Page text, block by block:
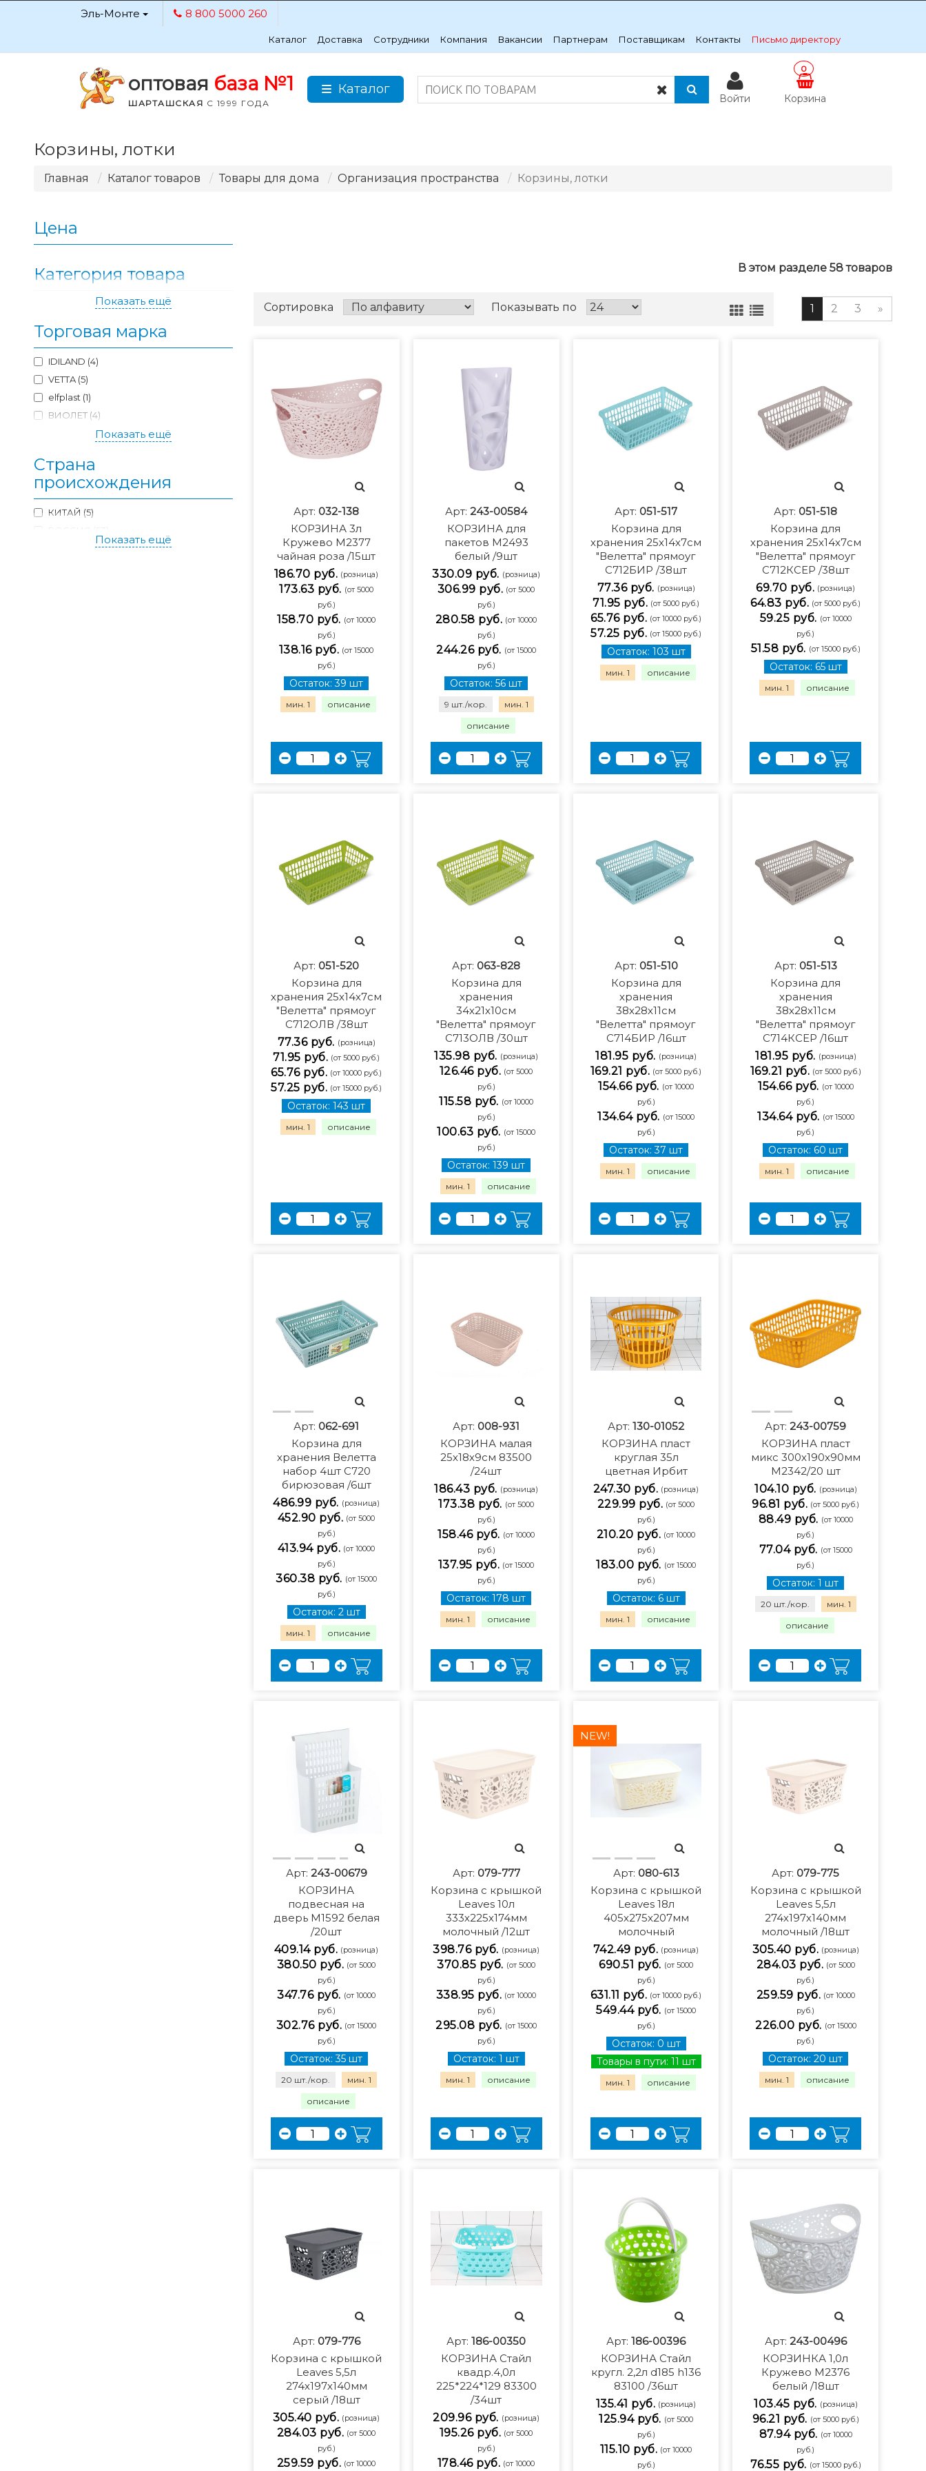
Эль-Монте 8 800 5000 260
Каталог Доставка Сотрудники Компания Вакансии Партнерам Поставщикам Контакты Письмо директору
оптовая база №1
ШАРТАШСКАЯ С 1999 ГОДА
Каталог
Войти Корзина
0
Корзины, лотки
Главная Каталог товаров Товары для дома Организация пространства Корзины, лотки
В этом разделе 58 товаров
Сортировка Показывать по 1 2 3 »
Арт: 032-138
КОРЗИНА 3л
Кружево М2377
чайная роза /15шт
186.70 руб. (розница)
173.63 руб. (от 5000
руб.)
158.70 руб. (от 10000
руб.)
138.16 руб. (от 15000
руб.)
Остаток: 39 шт
мин. 1 описание
Арт:243-00584
КОРЗИНА для
пакетов М2493
белый /9шт
330.09 руб. (розница)
306.99 руб. (от 5000
руб.)
280.58 руб. (от 10000
руб.)
244.26 руб. (от 15000
руб.)
Остаток: 56 шт
9 шт./кор. мин. 1
описание
Арт: 051-517
Корзина для
хранения 25х14х7см
"Велетта" прямоуг
С712БИР /38шт
77.36 руб. (розница)
71.95 руб. (от 5000 руб.)
65.76 руб. (от 10000 руб.)
57.25 руб. (от 15000 руб.)
Остаток: 103 шт
мин. 1 описание
Арт: 051-518
Корзина для
хранения 25х14х7см
"Велетта" прямоуг
С712КСЕР /38шт
69.70 руб. (розница)
64.83 руб. (от 5000 руб.)
59.25 руб. (от 10000
руб.)
51.58 руб. (от 15000 руб.)
Остаток: 65 шт
мин. 1 описание
Арт: 051-520
Корзина для
хранения 25х14х7см
"Велетта" прямоуг
С712ОЛВ /38шт
77.36 руб. (розница)
71.95 руб. (от 5000 руб.)
65.76 руб. (от 10000 руб.)
57.25 руб. (от 15000 руб.)
Остаток: 143 шт
мин. 1 описание
Арт: 063-828
Корзина для
хранения
34х21х10см
"Велетта" прямоуг
С713ОЛВ /30шт
135.98 руб. (розница)
126.46 руб. (от 5000
руб.)
115.58 руб. (от 10000
руб.)
100.63 руб. (от 15000
руб.)
Остаток: 139 шт
мин. 1 описание
Арт: 051-510
Корзина для
хранения
38х28х11см
"Велетта" прямоуг
С714БИР /16шт
181.95 руб. (розница)
169.21 руб. (от 5000 руб.)
154.66 руб. (от 10000
руб.)
134.64 руб. (от 15000
руб.)
Остаток: 37 шт
мин. 1 описание
Арт: 051-513
Корзина для
хранения
38х28х11см
"Велетта" прямоуг
С714КСЕР /16шт
181.95 руб. (розница)
169.21 руб. (от 5000 руб.)
154.66 руб. (от 10000
руб.)
134.64 руб. (от 15000
руб.)
Остаток: 60 шт
мин. 1 описание
Арт: 062-691
Корзина для
хранения Велетта
набор 4шт С720
бирюзовая /6шт
486.99 руб. (розница)
452.90 руб. (от 5000
руб.)
413.94 руб. (от 10000
руб.)
360.38 руб. (от 15000
руб.)
Остаток: 2 шт
мин. 1 описание
Арт: 008-931
КОРЗИНА малая
25х18х9см 83500
/24шт
186.43 руб. (розница)
173.38 руб. (от 5000
руб.)
158.46 руб. (от 10000
руб.)
137.95 руб. (от 15000
руб.)
Остаток: 178 шт
мин. 1 описание
Арт: 130-01052
КОРЗИНА пласт
круглая 35л
цветная Ирбит
247.30 руб. (розница)
229.99 руб. (от 5000
руб.)
210.20 руб. (от 10000
руб.)
183.00 руб. (от 15000
руб.)
Остаток: 6 шт
мин. 1 описание
Арт:243-00759
КОРЗИНА пласт
микс 300х190х90мм
М2342/20 шт
104.10 руб. (розница)
96.81 руб. (от 5000 руб.)
88.49 руб. (от 10000
руб.)
77.04 руб. (от 15000
руб.)
Остаток: 1 шт
20 шт./кор. мин. 1
описание
Арт: 243-00679
КОРЗИНА
подвесная на
дверь М1592 белая
/20шт
409.14 руб. (розница)
380.50 руб. (от 5000
руб.)
347.76 руб. (от 10000
руб.)
302.76 руб. (от 15000
руб.)
Остаток: 35 шт
20 шт./кор. мин. 1
описание
Арт: 079-777
Корзина с крышкой
Leaves 10л
333х225х174мм
молочный /12шт
398.76 руб. (розница)
370.85 руб. (от 5000
руб.)
338.95 руб. (от 10000
руб.)
295.08 руб. (от 15000
руб.)
Остаток: 1 шт
мин. 1 описание
Арт: 080-613
Корзина с крышкой
Leaves 18л
405х275х207мм
молочный
742.49 руб. (розница)
690.51 руб. (от 5000
руб.)
631.11 руб. (от 10000 руб.)
549.44 руб. (от 15000
руб.)
Остаток: 0 шт
Товары в пути: 11 шт
мин. 1 описание
NEW!
Арт: 079-775
Корзина с крышкой
Leaves 5,5л
274х197х140мм
молочный /18шт
305.40 руб. (розница)
284.03 руб. (от 5000
руб.)
259.59 руб. (от 10000
руб.)
226.00 руб. (от 15000
руб.)
Остаток: 20 шт
мин. 1 описание
Арт: 079-776
Корзина с крышкой
Leaves 5,5л
274х197х140мм
серый /18шт
305.40 руб. (розница)
284.03 руб. (от 5000
руб.)
259.59 руб. (от 10000
Арт:186-00350
КОРЗИНА Стайл
квадр.4,0л
225*224*129 83300
/34шт
209.96 руб. (розница)
195.26 руб. (от 5000
руб.)
178.46 руб. (от 10000
Арт: 186-00396
КОРЗИНА Стайл
кругл. 2,2л d185 h136
83100 /36шт
135.41 руб. (розница)
125.94 руб. (от 5000
руб.)
115.10 руб. (от 10000
руб.)
Арт: 243-00496
КОРЗИНКА 1,0л
Кружево М2376
белый /18шт
103.45 руб. (розница)
96.21 руб. (от 5000 руб.)
87.94 руб. (от 10000
руб.)
76.55 руб. (от 15000 руб.)
Цена
742.49 Применить
Категория товара
Показать ещё
Торговая марка
IDILAND (4)
VETTA (5)
elfplast (1)
ВИОЛЕТ (4)
М-Пластика (21)
Пластик Репаблик (1)
Полимербыт (13)
Показать ещё
Страна
происхождения
КИТАЙ (5)
Показать ещё